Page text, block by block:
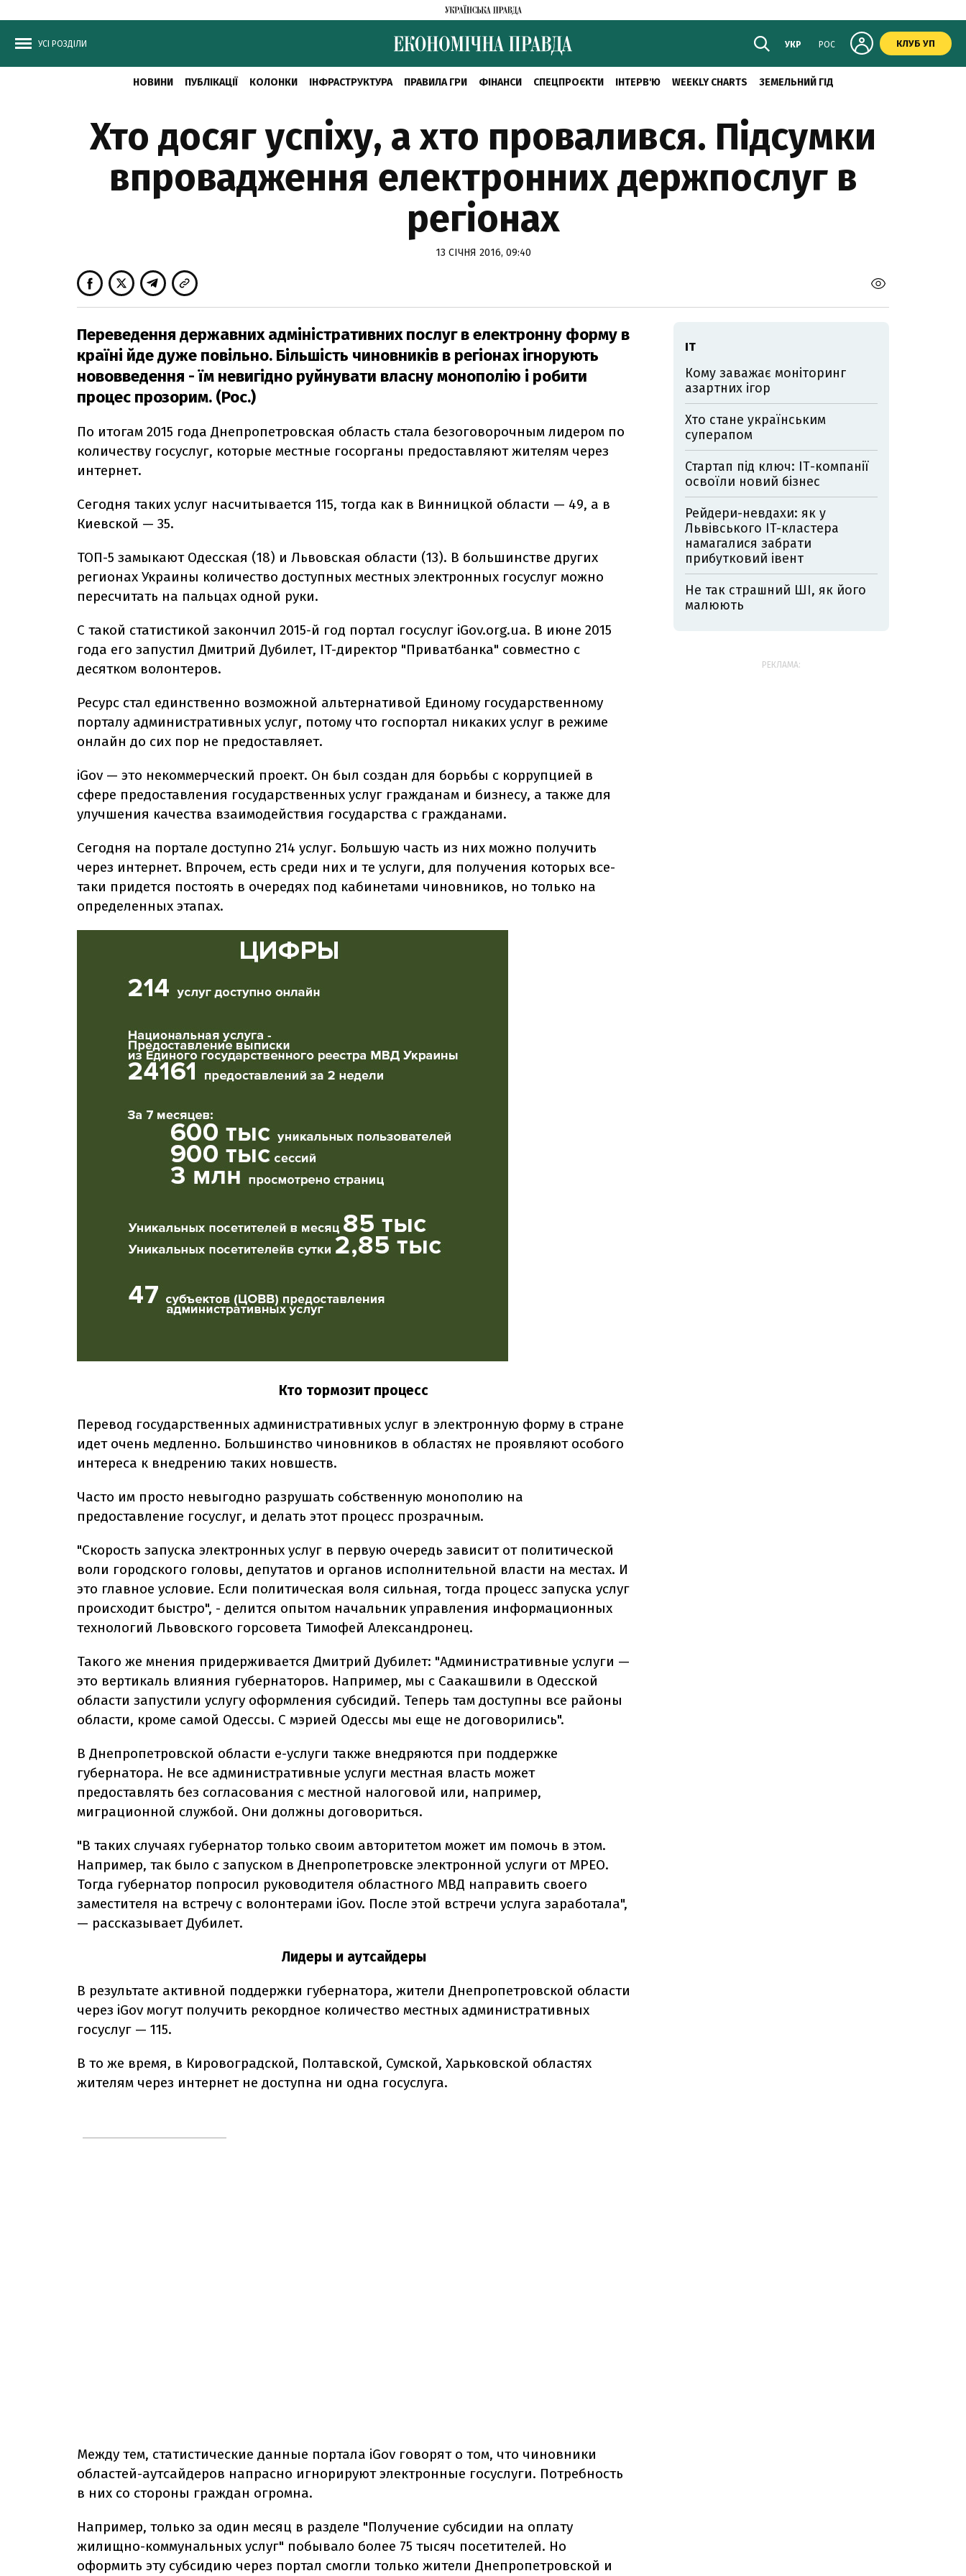
УСІ РОЗДІЛИ УКР РОС КЛУБ УП
НОВИНИ ПУБЛІКАЦІЇ КОЛОНКИ ІНФРАСТРУКТУРА ПРАВИЛА ГРИ ФІНАНСИ СПЕЦПРОЄКТИ ІНТЕРВ'Ю WEEKLY CHARTS ЗЕМЕЛЬНИЙ ГІД
Хто досяг успіху, а хто провалився. Підсумки
впровадження електронних держпослуг в
регіонах
13 СІЧНЯ 2016, 09:40
Переведення державних адміністративних послуг в електронну форму в
країні йде дуже повільно. Більшість чиновників в регіонах ігнорують
нововведення - їм невигідно руйнувати власну монополію і робити
процес прозорим. (Рос.)
По итогам 2015 года Днепропетровская область стала безоговорочным лидером по
количеству госуслуг, которые местные госорганы предоставляют жителям через
интернет.
Сегодня таких услуг насчитывается 115, тогда как в Винницкой области — 49, а в
Киевской — 35.
ТОП-5 замыкают Одесская (18) и Львовская области (13). В большинстве других
регионах Украины количество доступных местных электронных госуслуг можно
пересчитать на пальцах одной руки.
С такой статистикой закончил 2015-й год портал госуслуг iGov.org.ua. В июне 2015
года его запустил Дмитрий Дубилет, IT-директор "Приватбанка" совместно с
десятком волонтеров.
Ресурс стал единственно возможной альтернативой Единому государственному
порталу административных услуг, потому что госпортал никаких услуг в режиме
онлайн до сих пор не предоставляет.
iGov — это некоммерческий проект. Он был создан для борьбы с коррупцией в
сфере предоставления государственных услуг гражданам и бизнесу, а также для
улучшения качества взаимодействия государства с гражданами.
Сегодня на портале доступно 214 услуг. Большую часть из них можно получить
через интернет. Впрочем, есть среди них и те услуги, для получения которых все-
таки придется постоять в очередях под кабинетами чиновников, но только на
определенных этапах.
Кто тормозит процесс
Перевод государственных административных услуг в электронную форму в стране
идет очень медленно. Большинство чиновников в областях не проявляют особого
интереса к внедрению таких новшеств.
Часто им просто невыгодно разрушать собственную монополию на
предоставление госуслуг, и делать этот процесс прозрачным.
"Скорость запуска электронных услуг в первую очередь зависит от политической
воли городского головы, депутатов и органов исполнительной власти на местах. И
это главное условие. Если политическая воля сильная, тогда процесс запуска услуг
происходит быстро", - делится опытом начальник управления информационных
технологий Львовского горсовета Тимофей Александронец.
Такого же мнения придерживается Дмитрий Дубилет: "Административные услуги —
это вертикаль влияния губернаторов. Например, мы с Саакашвили в Одесской
области запустили услугу оформления субсидий. Теперь там доступны все районы
области, кроме самой Одессы. С мэрией Одессы мы еще не договорились".
В Днепропетровской области е-услуги также внедряются при поддержке
губернатора. Не все административные услуги местная власть может
предоставлять без согласования с местной налоговой или, например,
миграционной службой. Они должны договориться.
"В таких случаях губернатор только своим авторитетом может им помочь в этом.
Например, так было с запуском в Днепропетровске электронной услуги от МРЕО.
Тогда губернатор попросил руководителя областного МВД направить своего
заместителя на встречу с волонтерами iGov. После этой встречи услуга заработала",
— рассказывает Дубилет.
Лидеры и аутсайдеры
В результате активной поддержки губернатора, жители Днепропетровской области
через iGov могут получить рекордное количество местных административных
госуслуг — 115.
В то же время, в Кировоградской, Полтавской, Сумской, Харьковской областях
жителям через интернет не доступна ни одна госуслуга.
Между тем, статистические данные портала iGov говорят о том, что чиновники
областей-аутсайдеров напрасно игнорируют электронные госуслуги. Потребность
в них со стороны граждан огромна.
Например, только за один месяц в разделе "Получение субсидии на оплату
жилищно-коммунальных услуг" побывало более 75 тысяч посетителей. Но
оформить эту субсидию через портал смогли только жители Днепропетровской и
ІТ
Кому заважає моніторинг
азартних ігор
Хто стане українським
суперапом
Стартап під ключ: ІТ-компанії
освоїли новий бізнес
Рейдери-невдахи: як у
Львівського IT-кластера
намагалися забрати
прибутковий івент
Не так страшний ШІ, як його
малюють
РЕКЛАМА: